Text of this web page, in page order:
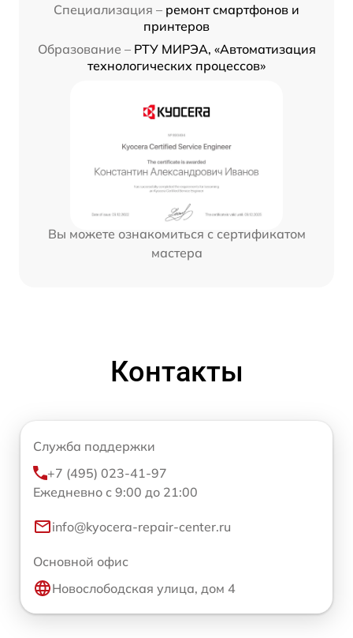
Специализация – ремонт смартфонов и
принтеров
Образование – РТУ МИРЭА, «Автоматизация
технологических процессов»
Вы можете ознакомиться с сертификатом
мастера
Контакты
Служба поддержки
+7 (495) 023-41-97
Ежедневно с 9:00 до 21:00
info@kyocera-repair-center.ru
Основной офис
Новослободская улица, дом 4